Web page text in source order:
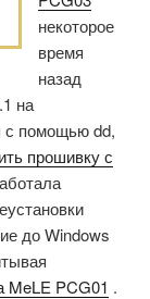
некоторое
время
назад
на
с помощью dd,
прошивку с
до Windows
MeLE PCG01 .